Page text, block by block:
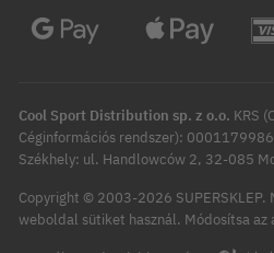
Cool Sport Distribution sp. z o.o. KRS
Céginformációs rendszer):
Székhely: ul. Handlowców 2, 32-085
Copyright © 2003-2026 SUPERSKLEP.
weboldal sütiket használ. Módosítsa